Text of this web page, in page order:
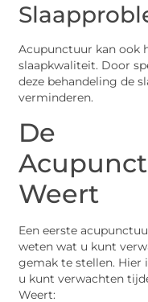
Acupunctuur kan ook
slaapkwaliteit. Door
deze behandeling de
verminderen.
De
Weert
Een eerste
weten wat u kunt
gemak te stellen. Hier
u kunt verwachten
Weert: